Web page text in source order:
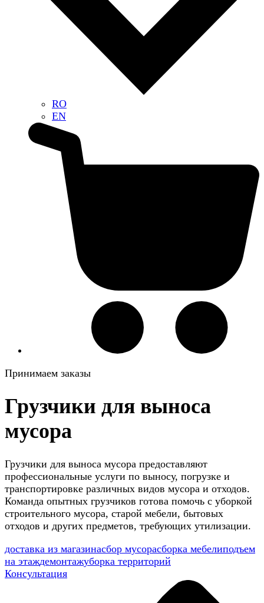
RO
EN
Принимаем заказы
Грузчики для выноса
мусора
Грузчики для выноса мусора предоставляют
профессиональные услуги по выносу, погрузке и
транспортировке различных видов мусора и отходов.
Команда опытных грузчиков готова помочь с уборкой
строительного мусора, старой мебели, бытовых
отходов и других предметов, требующих утилизации.
доставка из магазинасбор мусорасборка мебелиподъем
на этаждемонтажуборка территорий
Консультация